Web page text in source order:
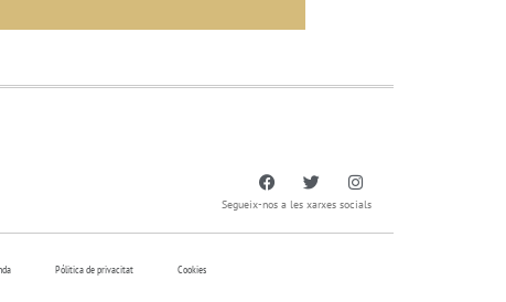
Segueix-nos a les xarxes socials
Pólitica de privacitat Cookies